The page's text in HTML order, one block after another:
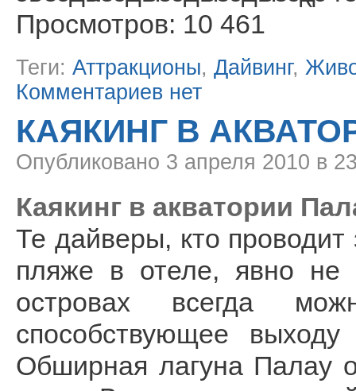
Просмотров: 10 461
Теги: Аттракционы, Дайвинг,
Комментариев нет
КАЯКИНГ В
Опубликовано 3 апреля 2010 в
Каякинг в акватории
Те дайверы, кто
пляже в отеле, явно не
островах всегда
способствующее
Обширная лагуна Палау